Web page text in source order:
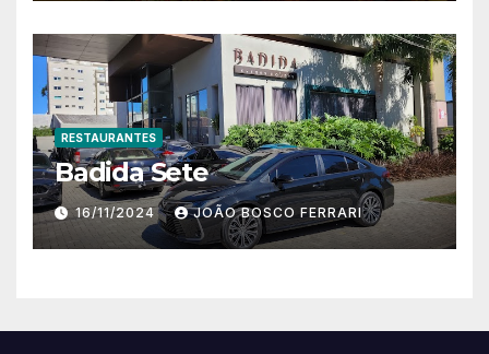
RESTAURANTES
Badida Sete
16/11/2024 JOÃO BOSCO FERRARI